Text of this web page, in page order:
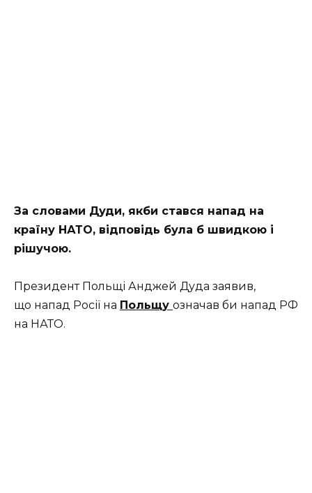
За словами Дуди, якби стався напад на
країну НАТО, відповідь була б швидкою і
рішучою.
Президент Польщі Анджей Дуда заявив,
що напад Росії на Польщу означав би напад РФ
на НАТО.